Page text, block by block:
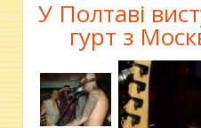
У Полтаві
гурт з